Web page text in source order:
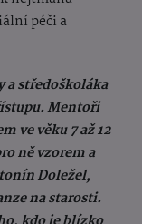
péči a
a středoškoláka
Mentoři
ve věku 7 až 12
ně vzorem a
Doležel,
na starosti.